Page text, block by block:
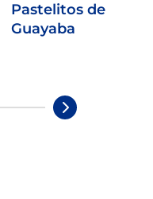
Pastelitos de
Guayaba